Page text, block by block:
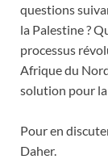
questions
la Palestine ?
processus
Afrique du
solution pour
Pour en
Daher.